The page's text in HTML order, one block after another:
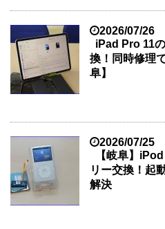
2026/07/26
iPad Pro 11
換！同時修理
阜】
2026/07/25
【岐阜】
リー交換！起
解決